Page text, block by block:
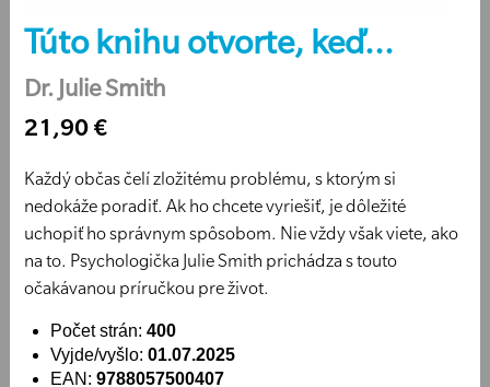
Túto knihu otvorte, keď...
Dr. Julie Smith
21,90 €
Každý občas čelí zložitému problému, s ktorým si
nedokáže poradiť. Ak ho chcete vyriešiť, je dôležité
uchopiť ho správnym spôsobom. Nie vždy však viete, ako
na to. Psychologička Julie Smith prichádza s touto
očakávanou príručkou pre život.
Počet strán: 400
Vyjde/vyšlo: 01.07.2025
EAN: 9788057500407